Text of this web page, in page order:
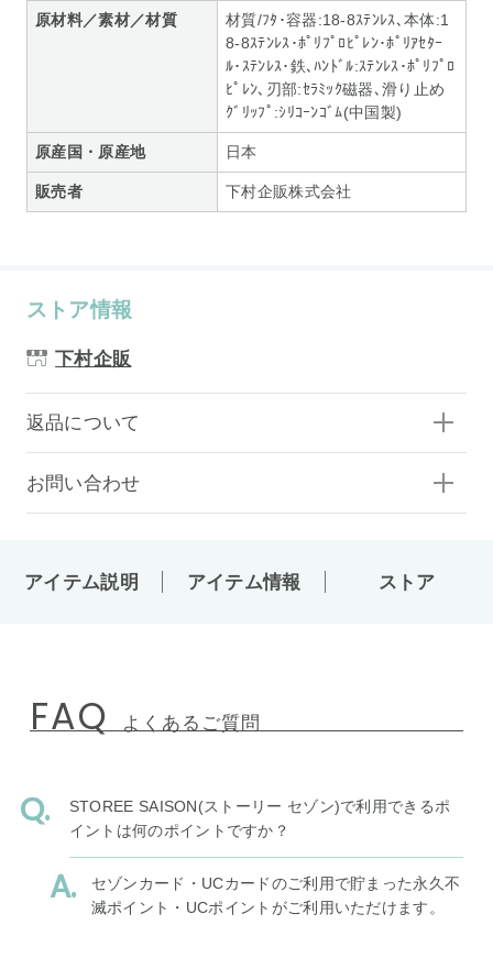
原材料／素材／材質
材質/ﾌﾀ･容器:18-8ｽﾃﾝﾚｽ､本体:1
8-8ｽﾃﾝﾚｽ･ﾎﾟﾘﾌﾟﾛﾋﾟﾚﾝ･ﾎﾟﾘｱｾﾀｰ
ﾙ･ｽﾃﾝﾚｽ･鉄､ﾊﾝﾄﾞﾙ:ｽﾃﾝﾚｽ･ﾎﾟﾘﾌﾟﾛ
ﾋﾟﾚﾝ､刃部:ｾﾗﾐｯｸ磁器､滑り止め
ｸﾞﾘｯﾌﾟ:ｼﾘｺｰﾝｺﾞﾑ(中国製)
原産国・原産地 日本
販売者 下村企販株式会社
ストア情報
下村企販
返品について
お問い合わせ
アイテム説明 アイテム情報 ストア
FAQ よくあるご質問
STOREE SAISON(ストーリー セゾン)で利用できるポ
イントは何のポイントですか？
セゾンカード・UCカードのご利用で貯まった永久不
滅ポイント・UCポイントがご利用いただけます。